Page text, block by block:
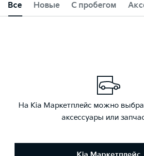
Все Новые С пробегом
На Kia Маркетплейс можно
аксессуары или